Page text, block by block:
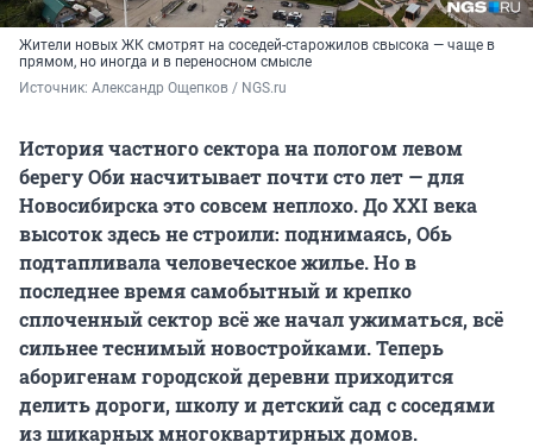
Жители новых ЖК смотрят на соседей-старожилов свысока — чаще в
прямом, но иногда и в переносном смысле
Источник: Александр Ощепков / NGS.ru
История частного сектора на пологом левом
берегу Оби насчитывает почти сто лет — для
Новосибирска это совсем неплохо. До XXI века
высоток здесь не строили: поднимаясь, Обь
подтапливала человеческое жилье. Но в
последнее время самобытный и крепко
сплоченный сектор всё же начал ужиматься, всё
сильнее теснимый новостройками. Теперь
аборигенам городской деревни приходится
делить дороги, школу и детский сад с соседями
из шикарных многоквартирных домов.